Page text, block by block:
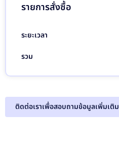
รายการสั่งซื้อ
ระยะเวลา
รวม
ติดต่อเราเพื่อสอบถามข้อมูลเพิ่มเติม